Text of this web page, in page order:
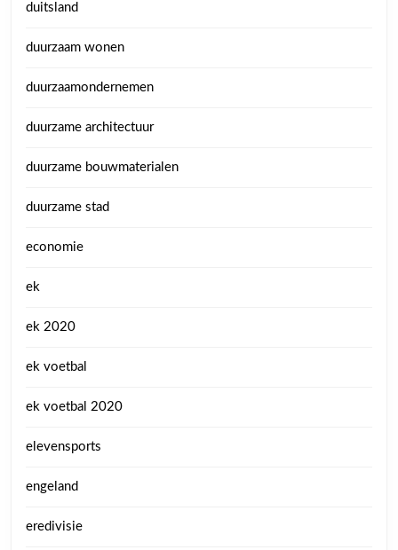
duitsland
duurzaam wonen
duurzaamondernemen
duurzame architectuur
duurzame bouwmaterialen
duurzame stad
economie
ek
ek 2020
ek voetbal
ek voetbal 2020
elevensports
engeland
eredivisie